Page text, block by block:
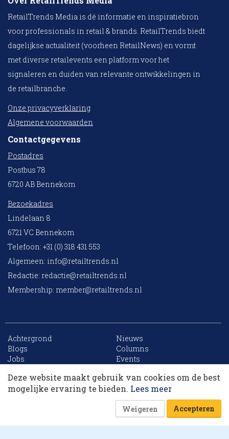
RetailTrends Media is dé informatie en inspiratiebron
voor professionals in retail & brands. RetailTrends biedt
dagelijkse actualiteit (voorheen RetailNews) en vormt
met diverse retailevents een platform voor het
signaleren en duiden van relevante ontwikkelingen in
de retailbranche.
Onze privacyverklaring
Algemene voorwaarden
Contactgegevens
Postadres
Postbus 78
6720 AB Bennekom
Bezoekadres
Lindelaan 8
6721 VC Bennekom
Telefoon: +31 (0) 318 431 553
Algemeen: info@retailtrends.nl
Redactie: redactie@retailtrends.nl
Membership: member@retailtrends.nl
Achtergrond
Nieuws
Blogs
Columns
Jobs
Events
Archief
Sitemap
Website is powered by
Deze website maakt gebruik van cookies om de best
mogelijke ervaring te bieden. Lees meer
Weigeren Accepteren
10 collega’s
Korting op events